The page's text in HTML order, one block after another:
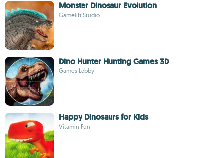
Monster Dinosaur Evolution
Gamelift Studio
Dino Hunter Hunting Games 3D
Games Lobby
Happy Dinosaurs for Kids
Vitamin Fun